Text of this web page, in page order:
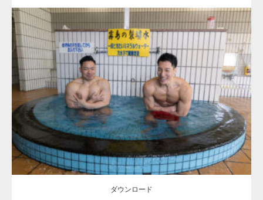
Update:2023.02.21
Category:皇子原温泉のマッチョ（宮崎県高原町）
オレンジの人
AKIHITO(細マッチョ) TOSHI(大胸筋) 大胸筋 肩 高原町（宮崎）
ダウンロード
ダウンロード
【YouTube】マッチョフリー素材メンバーが